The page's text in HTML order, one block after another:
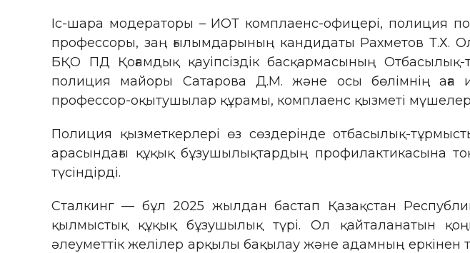
Іс-шара модераторы – ИОТ комплаенс-офицері, полиция
профессоры, заң ғылымдарының кандидаты Рахметов Т.Х.
БҚО ПД Қоғамдық қауіпсіздік басқармасының Отбасылық-
полиция майоры Сатарова Д.М. және осы бөлімнің аға
профессор-оқытушылар құрамы, комплаенс қызметі
Полиция қызметкерлері өз сөздерінде отбасылық-
арасындағы құқық бұзушылықтардың профилактикасына
түсіндірді.
Сталкинг — бұл 2025 жылдан бастап Қазақстан
қылмыстық құқық бұзушылық түрі. Ол қайталанатын
әлеуметтік желілер арқылы бақылау және адамның еркінен